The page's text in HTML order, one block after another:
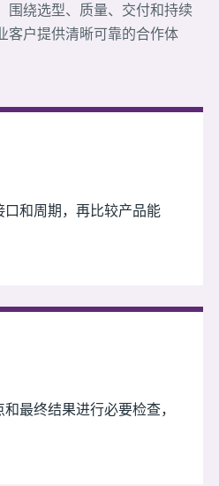
围绕选型、质量、交付和持续
客户提供清晰可靠的合作体
和周期，再比较产品能
最终结果进行必要检查，